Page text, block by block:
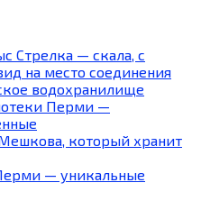
Стрелка — скала, с
на место соединения
водохранилище
Перми —
который хранит
— уникальные